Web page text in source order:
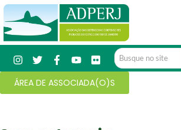
ÁREA DE ASSOCIADA(O)S